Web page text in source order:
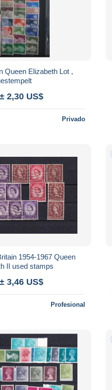
Queen Elizabeth Lot ,
± 2,30 US$
Privado
1954-1967 Queen
II used stamps
± 3,46 US$
Profesional